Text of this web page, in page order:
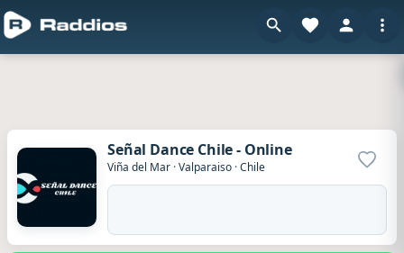
Señal Dance Chile - Online
Viña del Mar ·Valparaiso ·Chile